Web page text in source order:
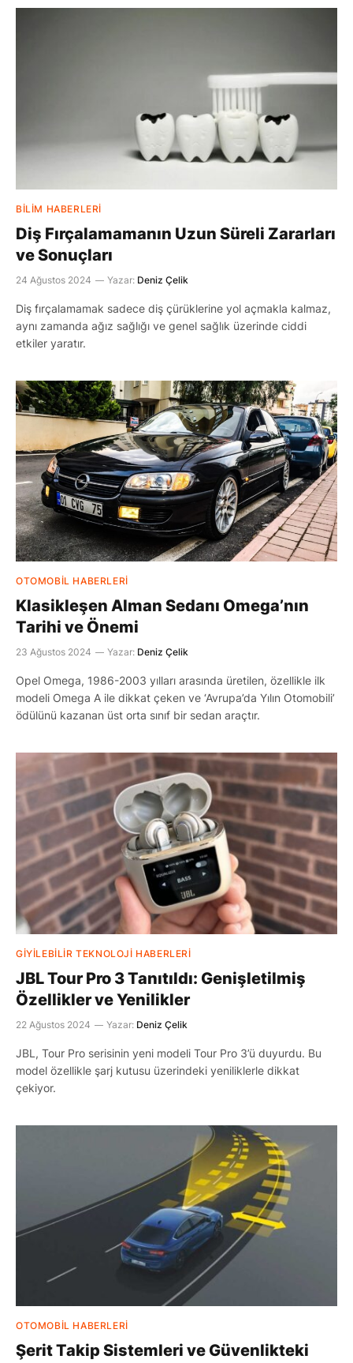
BILIM HABERLERI
Diş Fırçalamamanın Uzun Süreli Zararları
ve Sonuçları
24 Ağustos 2024 Yazar: Deniz Çelik
Diş fırçalamamak sadece diş çürüklerine yol açmakla kalmaz,
aynı zamanda ağız sağlığı ve genel sağlık üzerinde ciddi
etkiler yaratır.
OTOMOBIL HABERLERI
Klasikleşen Alman Sedanı Omega’nın
Tarihi ve Önemi
23 Ağustos 2024 Yazar: Deniz Çelik
Opel Omega, 1986-2003 yılları arasında üretilen, özellikle ilk
modeli Omega A ile dikkat çeken ve ‘Avrupa’da Yılın Otomobili’
ödülünü kazanan üst orta sınıf bir sedan araçtır.
GIYILEBILIR TEKNOLOJI HABERLERI
JBL Tour Pro 3 Tanıtıldı: Genişletilmiş
Özellikler ve Yenilikler
22 Ağustos 2024 Yazar: Deniz Çelik
JBL, Tour Pro serisinin yeni modeli Tour Pro 3’ü duyurdu. Bu
model özellikle şarj kutusu üzerindeki yeniliklerle dikkat
çekiyor.
OTOMOBIL HABERLERI
Şerit Takip Sistemleri ve Güvenlikteki